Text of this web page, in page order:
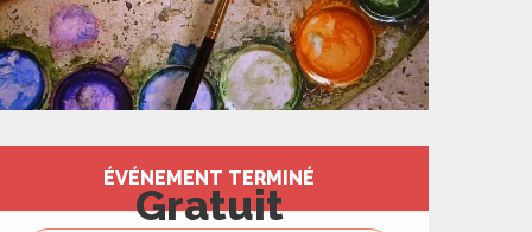
et
ÉVÉNEMENT TERMINÉ
Gratuit